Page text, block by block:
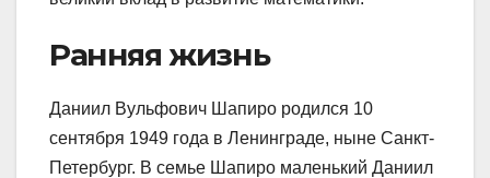
Ранняя жизнь
Даниил Вульфович Шапиро родился 10
сентября 1949 года в Ленинграде, ныне Санкт-
Петербург. В семье Шапиро маленький Даниил